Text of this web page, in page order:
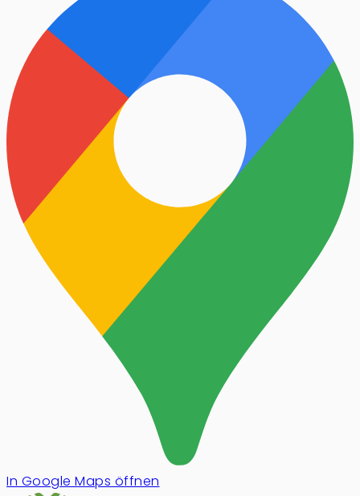
In Google Maps öffnen